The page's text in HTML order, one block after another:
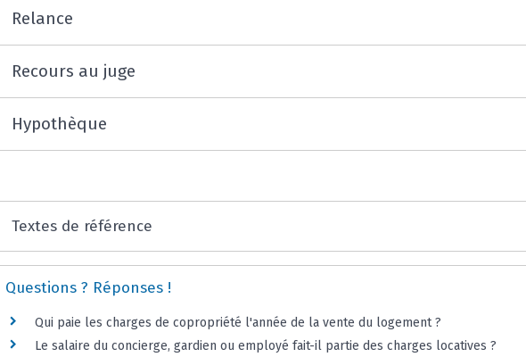
Relance
Recours au juge
Hypothèque
Textes de référence
Questions ? Réponses !
Qui paie les charges de copropriété l'année de la vente du logement ?
Le salaire du concierge, gardien ou employé fait-il partie des charges locatives ?